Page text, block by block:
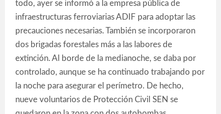
todo, ayer se informó a la empresa pública de
infraestructuras ferroviarias ADIF para adoptar las
precauciones necesarias. También se incorporaron
dos brigadas forestales más a las labores de
extinción. Al borde de la medianoche, se daba por
controlado, aunque se ha continuado trabajando por
la noche para asegurar el perímetro. De hecho,
nueve voluntarios de Protección Civil SEN se